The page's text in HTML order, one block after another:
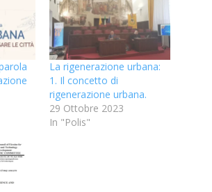
La rigenerazione urbana:
1. Il concetto di
rigenerazione urbana.
29 Ottobre 2023
In "Polis"